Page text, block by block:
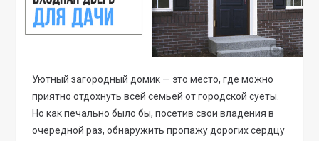
Уютный загородный домик — это место, где можно
приятно отдохнуть всей семьей от городской суеты.
Но как печально было бы, посетив свои владения в
очередной раз, обнаружить пропажу дорогих сердцу